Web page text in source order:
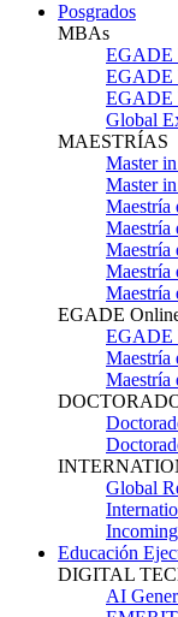
Posgrados
MBAs
EGADE
EGADE
EGADE
Global
MAESTRÍAS
Master
Master
Maestría
Maestría
Maestría
Maestría
Maestría
EGADE
EGADE
Maestría
Maestría
Global
Educación
DIGITAL
AI